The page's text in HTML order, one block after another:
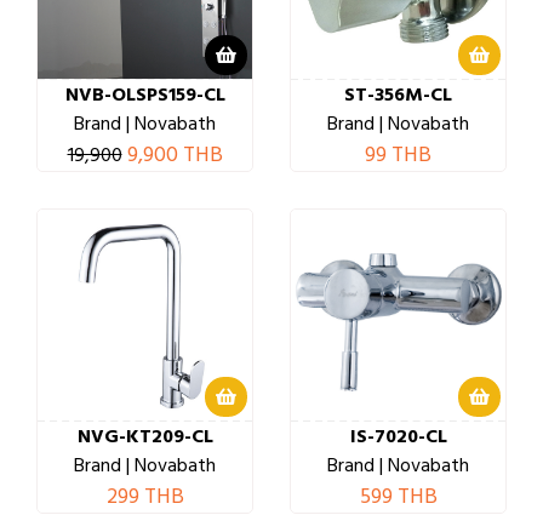
NVB-OLSPS159-CL
Brand | Novabath
19,9009,900 THB
ST-356M-CL
Brand | Novabath
99 THB
NVG-KT209-CL
Brand | Novabath
299 THB
IS-7020-CL
Brand | Novabath
599 THB